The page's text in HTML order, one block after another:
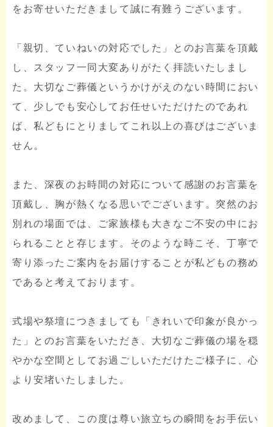
をお寄せいただきまして誠に有難うございます。
「親切、ていねいの対応でした」とのお言葉を頂戴
し、スタッフ一同大変ありがたく拝読いたしまし
た。大切なご葬儀というかけがえのない時間におい
て、少しでも安心してお任せいただけたのであれ
ば、私どもにとりましてこれ以上の喜びはございま
せん。
また、深夜のお時間の対応について感謝のお言葉を
頂戴し、胸が熱くなる思いでございます。突然のお
別れの場面では、ご家族様も大きなご不安の中にお
られることと存じます。そのような時こそ、丁寧で
寄り添ったご案内をお届けすることが私どもの務め
であると考えております。
式場や祭壇につきましても「きれいで印象が良かっ
た」とのお言葉をいただき、大切なご葬儀の場を穏
やかな空間としてお過ごしいただけたご様子に、心
より安堵いたしました。
改めまして、この度は尊い旅立ちの瞬間をお手伝い